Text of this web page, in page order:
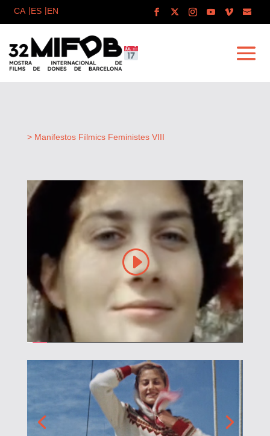
> Manifestos Fílmics Feministes VIII